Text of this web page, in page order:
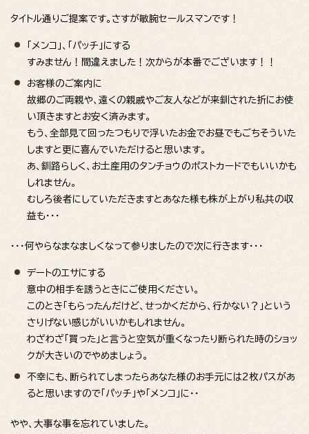
タイトル通りご提案です。さすが敏腕セールスマンです！
「メンコ」、「パッチ」にする
すみません！間違えました！次からが本番でございます！！
お客様のご案内に
故郷のご両親や、遠くの親戚やご友人などが来釧された折にお使
い頂きますとお安く済みます。
もう、全部見て回ったつもりで浮いたお金でお昼でもごちそういた
しますと更に喜んでいただけると思います。
あ、釧路らしく、お土産用のタンチョウのポストカードでもいいかも
しれません。
むしろ後者にしていただきますとあなた様も株が上がり私共の収
益も・・・
・・・何やらなまなましくなって参りましたので次に行きます・・・
デートのエサにする
意中の相手を誘うときにご使用ください。
このとき「もらったんだけど、せっかくだから、行かない？」という
さりげない感じがいいかもしれません。
わざわざ「買った」と言うと空気が重くなったり断られた時のショッ
クが大きいのでやめましょう。
不幸にも、断られてしまったらあなた様のお手元には2枚パスがあ
ると思いますので「パッチ」や「メンコ」に・・
やや、大事な事を忘れていました。